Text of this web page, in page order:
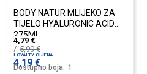
BODY NATUR MLIJEKO ZA
TIJELO HYALURONIC ACID
275ML
4,79 €
5,99€
LOYALTY CIJENA
4,19€
Dostupno boja: 1